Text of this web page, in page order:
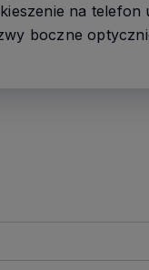
na
boczne